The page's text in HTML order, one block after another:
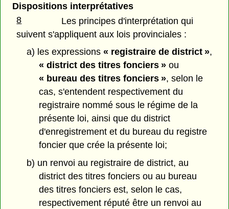
Dispositions interprétatives
8
Les principes d'interprétation qui
suivent s'appliquent aux lois provinciales :
a) les expressions « registraire de district »,
« district des titres fonciers » ou
« bureau des titres fonciers », selon le
cas, s'entendent respectivement du
registraire nommé sous le régime de la
présente loi, ainsi que du district
d'enregistrement et du bureau du registre
foncier que crée la présente loi;
b) un renvoi au registraire de district, au
district des titres fonciers ou au bureau
des titres fonciers est, selon le cas,
respectivement réputé être un renvoi au